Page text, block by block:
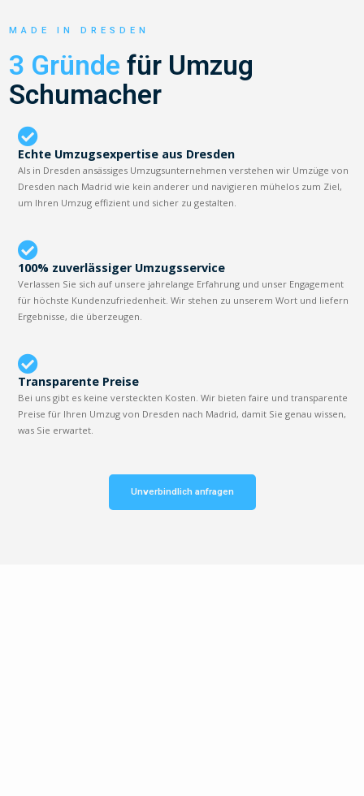
MADE IN DRESDEN
3 Gründe für Umzug
Schumacher
Echte Umzugsexpertise aus Dresden
Als in Dresden ansässiges Umzugsunternehmen verstehen wir Umzüge von
Dresden nach Madrid wie kein anderer und navigieren mühelos zum Ziel,
um Ihren Umzug effizient und sicher zu gestalten.
100% zuverlässiger Umzugsservice
Verlassen Sie sich auf unsere jahrelange Erfahrung und unser Engagement
für höchste Kundenzufriedenheit. Wir stehen zu unserem Wort und liefern
Ergebnisse, die überzeugen.
Transparente Preise
Bei uns gibt es keine versteckten Kosten. Wir bieten faire und transparente
Preise für Ihren Umzug von Dresden nach Madrid, damit Sie genau wissen,
was Sie erwartet.
Unverbindlich anfragen